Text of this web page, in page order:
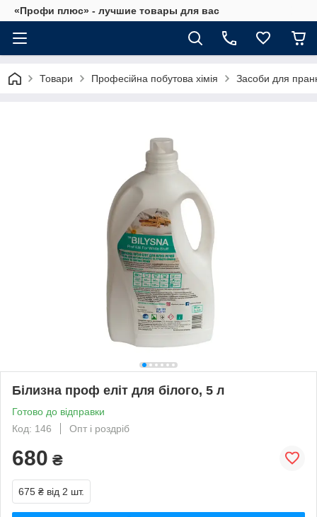
«Профи плюс» - лучшие товары для вас
Товари Професійна побутова хімія Засоби для
Білизна проф еліт для білого, 5 л
Готово до відправки
Код: 146
Опт і роздріб
680 ₴
675 ₴ від 2 шт.